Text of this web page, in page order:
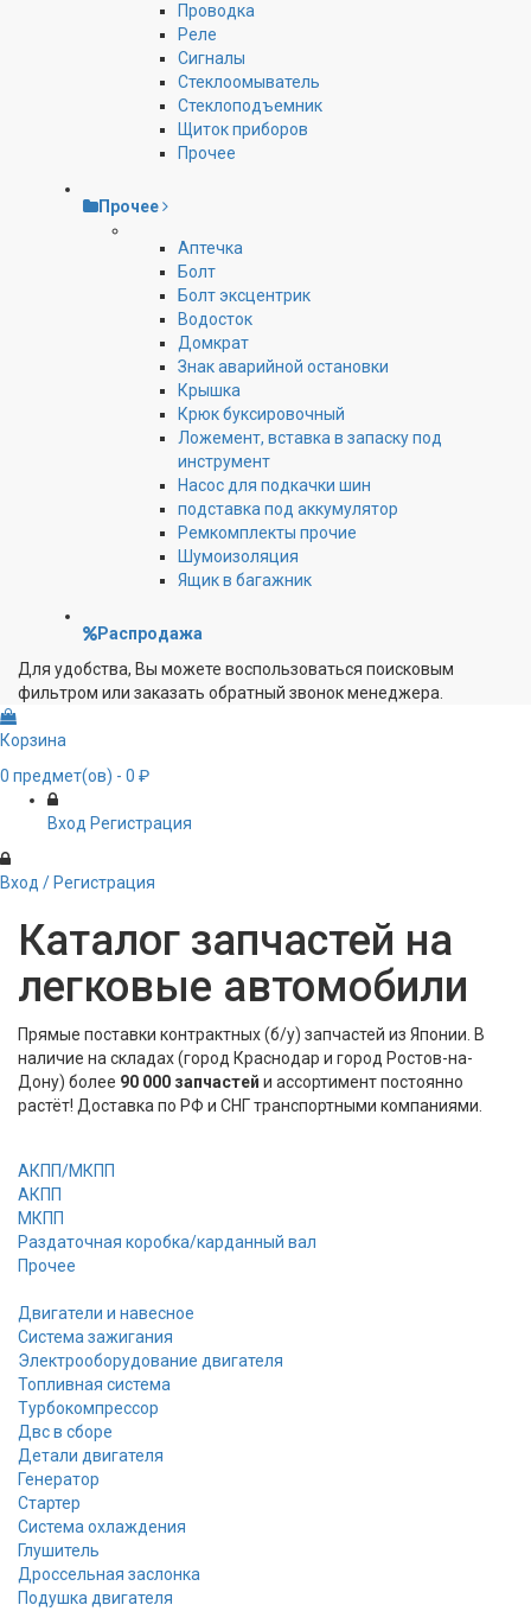
Проводка
Реле
Сигналы
Стеклоомыватель
Стеклоподъемник
Щиток приборов
Прочее
Прочее
Аптечка
Болт
Болт эксцентрик
Водосток
Домкрат
Знак аварийной остановки
Крышка
Крюк буксировочный
Ложемент, вставка в запаску под
инструмент
Насос для подкачки шин
подставка под аккумулятор
Ремкомплекты прочие
Шумоизоляция
Ящик в багажник
Распродажа
Для удобства, Вы можете воспользоваться поисковым
фильтром или заказать обратный звонок менеджера.
Корзина
0 предмет(ов) - 0 ₽
Вход Регистрация
Вход / Регистрация
Каталог запчастей на
легковые автомобили
Прямые поставки контрактных (б/у) запчастей из Японии. В
наличие на складах (город Краснодар и город Ростов-на-
Дону) более 90 000 запчастей и ассортимент постоянно
растёт! Доставка по РФ и СНГ транспортными компаниями.
АКПП/МКПП
АКПП
МКПП
Раздаточная коробка/карданный вал
Прочее
Двигатели и навесное
Система зажигания
Электрооборудование двигателя
Топливная система
Турбокомпрессор
Двс в сборе
Детали двигателя
Генератор
Стартер
Cистема охлаждения
Глушитель
Дроссельная заслонка
Подушка двигателя